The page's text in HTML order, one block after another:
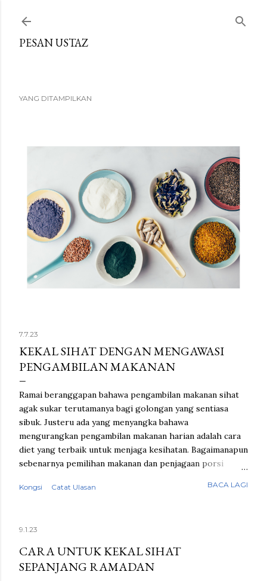
PESAN USTAZ
YANG DITAMPILKAN
7.7.23
KEKAL SIHAT DENGAN MENGAWASI
PENGAMBILAN MAKANAN
Ramai beranggapan bahawa pengambilan makanan sihat
agak sukar terutamanya bagi golongan yang sentiasa
sibuk. Justeru ada yang menyangka bahawa
mengurangkan pengambilan makanan harian adalah cara
diet yang terbaik untuk menjaga kesihatan. Bagaimanapun
sebenarnya pemilihan makanan dan penjagaan porsi
nutrisi yang diperlukan tanpa perlu menahan rasa lapar.
masa makan yang tetap dan teratur. Sarapan pagi
merupakan masa makan yang paling penting namun
yang baik akan memastikan tubuh anda memperoleh
Kongsi Catat Ulasan BACA LAGI
9.1.23
CARA UNTUK KEKAL SIHAT
SEPANJANG RAMADAN